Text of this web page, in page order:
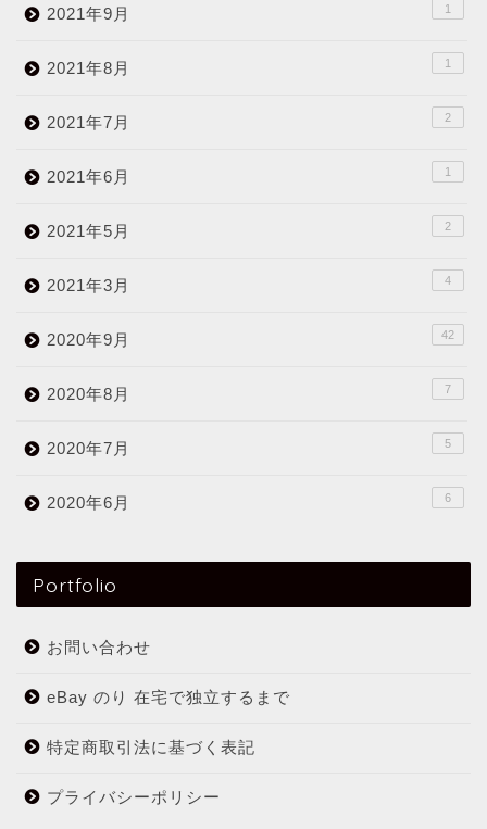
2021年9月 1
2021年8月 1
2021年7月 2
2021年6月 1
2021年5月 2
2021年3月 4
2020年9月 42
2020年8月 7
2020年7月 5
2020年6月 6
Portfolio
お問い合わせ
eBay のり 在宅で独立するまで
特定商取引法に基づく表記
プライバシーポリシー